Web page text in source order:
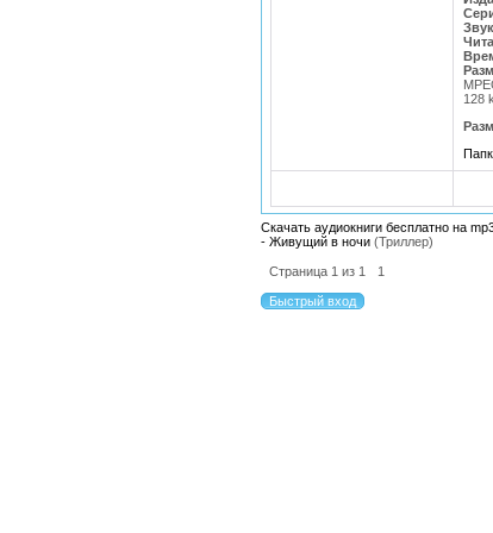
Звук
128
Скачать аудиокниги бесплатно на
- Живущий в ночи (Триллер)
Страница 1 из 1
1